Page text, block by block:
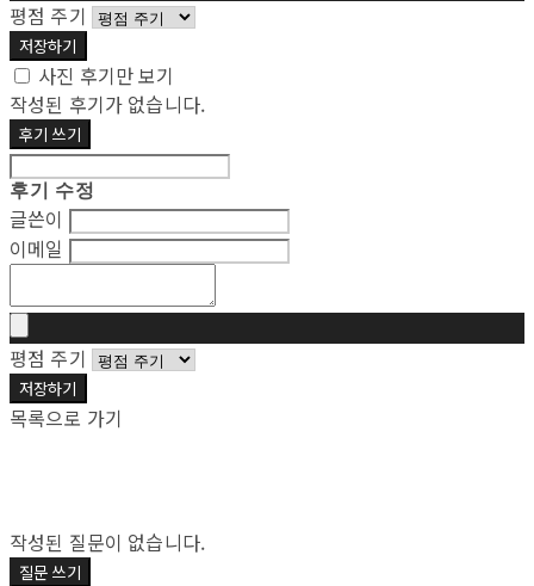
평점 주기
저장하기
사진 후기만 보기
작성된 후기가 없습니다.
후기 쓰기
후기 수정
글쓴이
이메일
평점 주기
저장하기
목록으로 가기
작성된 질문이 없습니다.
질문 쓰기